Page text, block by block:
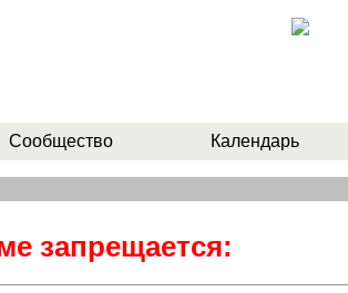
Сообщество Календарь
запрещается: